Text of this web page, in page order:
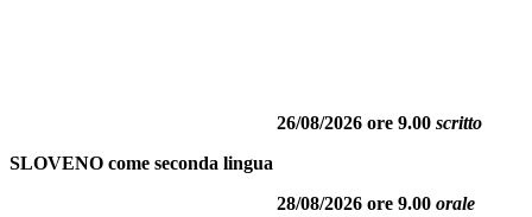
SLOVENO come seconda lingua
26/08/2026 ore 9.00 scritto
28/08/2026 ore 9.00 orale